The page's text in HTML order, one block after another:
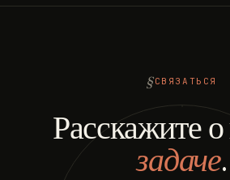
СВЯЗАТЬСЯ
Расскажите
задаче.